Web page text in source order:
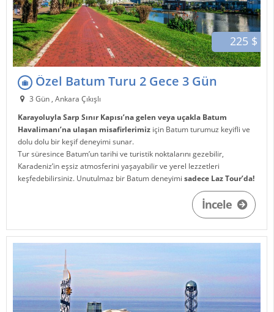
225 $
Özel Batum Turu 2 Gece 3 Gün
3 Gün , Ankara Çıkışlı
Karayoluyla Sarp Sınır Kapısı’na gelen veya uçakla Batum
Havalimanı’na ulaşan misafirlerimiz için Batum turumuz keyifli ve
dolu dolu bir keşif deneyimi sunar.
Tur süresince Batum’un tarihi ve turistik noktalarını gezebilir,
Karadeniz’in eşsiz atmosferini yaşayabilir ve yerel lezzetleri
keşfedebilirsiniz. Unutulmaz bir Batum deneyimisadece Laz Tour’da!
İncele